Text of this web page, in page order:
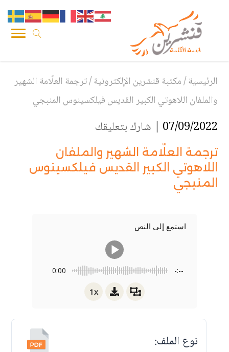
الرئيسية/مكتبة قنشرين الإلكترونية/ترجمة العلّامة الشهير
والملفان اللاهوتي الكبير القديس فيلكسينوس المنبجي
07/09/2022 | شارك بتعليقك
ترجمة العلّامة الشهير والملفان
اللاهوتي الكبير القديس فيلكسينوس
المنبجي
استمع إلى النص
0:00 -:--
1x
نوع الملف: